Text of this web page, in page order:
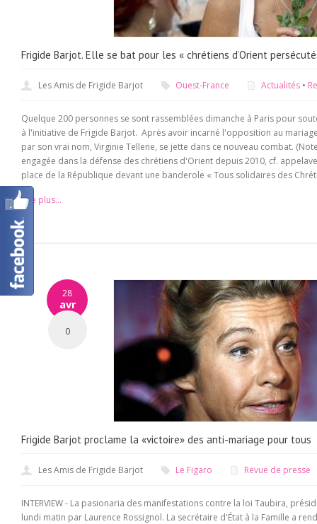
Frigide Barjot. Elle se bat pour les « chrétiens d’Orient
Les Amis de Frigide Barjot Ouest-France Actualités •
Quelque 200 personnes se sont rassemblées dimanche à Paris pour
à l'initiative de Frigide Barjot. Après avoir incarné l'opposition au
par son vrai nom, Virginie Tellene, se jette dans ce nouveau combat.
engagée dans la défense des chrétiens d'Orient depuis 2010, cf.
place de la République devant une banderole « Tous solidaires des
Lire plus...
28
avr
0
Frigide Barjot proclame la «victoire» des anti-mariage pour tous
Les Amis de Frigide Barjot Le Figaro Revue de presse
INTERVIEW - La pasionaria des manifestations contre la loi Taubira,
lundi matin par Laurence Rossignol. La secrétaire d'État à la Famille a